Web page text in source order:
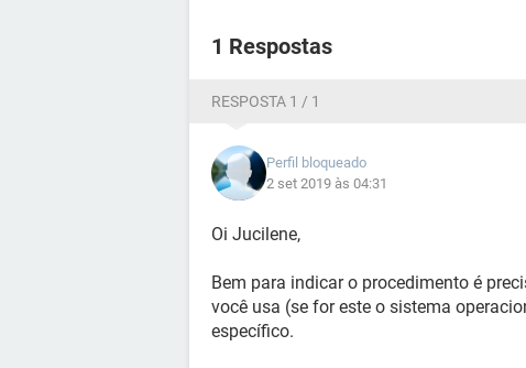
1 Respostas
RESPOSTA 1 / 1
Perfil bloqueado
2 set 2019 às 04:31
Oi Jucilene,
Bem para indicar o procedimento é
você usa (se for este o sistema
específico.